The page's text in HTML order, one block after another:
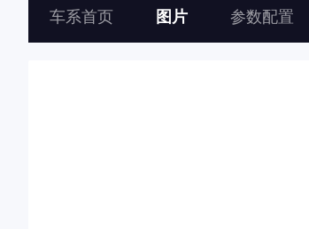
车系首页 图片 参数配置